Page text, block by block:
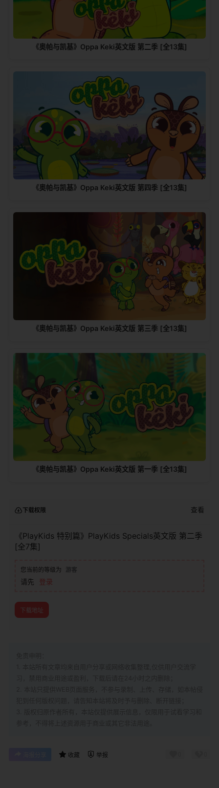
《奥帕与凯基》Oppa Keki英文版 第二季 [全13集]
《奥帕与凯基》Oppa Keki英文版 第四季 [全13集]
《奥帕与凯基》Oppa Keki英文版 第三季 [全13集]
《奥帕与凯基》Oppa Keki英文版 第一季 [全13集]
下载权限 查看
《PlayKids 特别篇》PlayKids Specials英文版 第二季
[全7集]
您当前的等级为 游客
请先 登录
下载地址
收藏 举报